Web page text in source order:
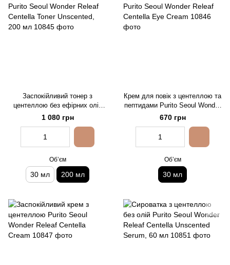
Заспокійливий тонер з
центеллою без ефірних олій
Purito Seoul Wonder Releaf
Centella Toner Unscented, 200
1 080 грн
Обʼєм
30 мл 200 мл
Крем для повік з центеллою та
пептидами Purito Seoul Wonder
Releaf Centella Eye Cream
670 грн
Обʼєм
30 мл